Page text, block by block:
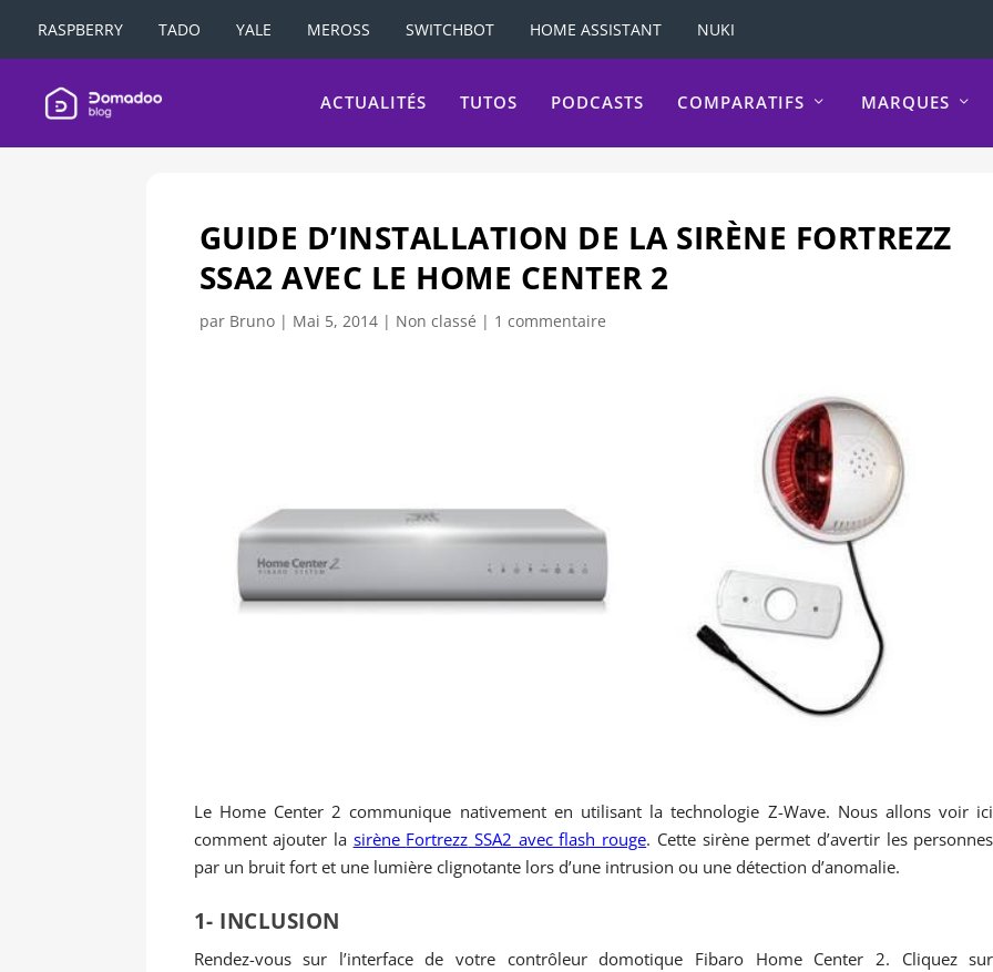
RASPBERRY TADO YALE MEROSS SWITCHBOT HOME ASSISTANT NUKI
ACTUALITÉS TUTOS PODCASTS COMPARATIFS MARQUES
GUIDE D’INSTALLATION DE LA SIRÈNE FORTREZZ
SSA2 AVEC LE HOME CENTER 2
par Bruno| Mai 5, 2014| Non classé | 1 commentaire
Le Home Center 2 communique nativement en utilisant la technologie Z-Wave. Nous allons voir ici
comment ajouter la sirène Fortrezz SSA2 avec flash rouge. Cette sirène permet d’avertir les personnes
par un bruit fort et une lumière clignotante lors d’une intrusion ou une détection d’anomalie.
1- INCLUSION
Rendez-vous sur l’interface de votre contrôleur domotique Fibaro Home Center 2. Cliquez sur